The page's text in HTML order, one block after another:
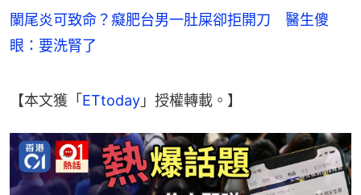
闌尾炎可致命？癡肥台男一肚屎卻拒開刀 醫生傻
眼：要洗腎了
【本文獲「ETtoday 」授權轉載。】